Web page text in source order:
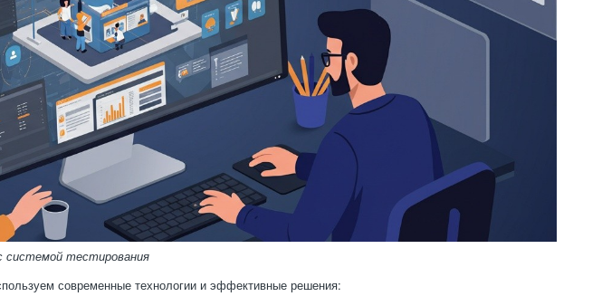
системой тестирования
современные технологии и эффективные решения: